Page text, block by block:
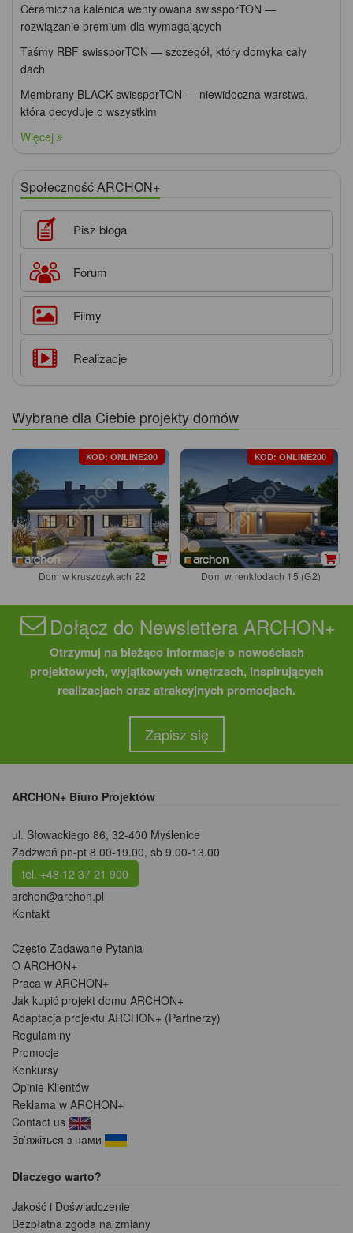
Ceramiczna kalenica wentylowana swissporTON —
rozwiązanie premium dla wymagających
Taśmy RBF swissporTON — szczegół, który domyka cały
dach
Membrany BLACK swissporTON — niewidoczna warstwa,
która decyduje o wszystkim
Więcej
Społeczność ARCHON+
Pisz bloga
Forum
Filmy
Realizacje
Wybrane dla Ciebie projekty domów
KOD: ONLINE200
Dom w kruszczykach 22
KOD: ONLINE200
Dom w renklodach 15 (G2)
Dołącz do Newslettera ARCHON+
Otrzymuj na bieżąco informacje o nowościach
projektowych, wyjątkowych wnętrzach, inspirujących
realizacjach oraz atrakcyjnych promocjach.
Zapisz się
ARCHON+ Biuro Projektów
ul. Słowackiego 86, 32-400 Myślenice
Zadzwoń pn-pt 8.00-19.00, sb 9.00-13.00
tel. +48 12 37 21 900
archon@archon.pl
Kontakt
Często Zadawane Pytania
O ARCHON+
Praca w ARCHON+
Jak kupić projekt domu ARCHON+
Adaptacja projektu ARCHON+ (Partnerzy)
Regulaminy
Promocje
Konkursy
Opinie Klientów
Reklama w ARCHON+
Contact us
Зв'яжіться з нами
Dlaczego warto?
Jakość i Doświadczenie
Bezpłatna zgoda na zmiany